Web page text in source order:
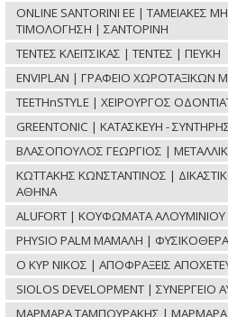
ONLINE SANTORINI ΕΕ | ΤΑΜΕΙΑΚΕΣ
ΤΙΜΟΛΟΓΗΣΗ | ΣΑΝΤΟΡΙΝΗ
ΤΕΝΤΕΣ ΚΛΕΙΤΣΙΚΑΣ | ΤΕΝΤΕΣ | ΠΕΥΚΗ
ENVIPLAN | ΓΡΑΦΕΙΟ
TEETHnSTYLE | ΧΕΙΡΟΥΡΓΟΣ
GREENTONIC | ΚΑΤΑΣΚΕΥΗ -
ΒΛΑΣΟΠΟΥΛΟΣ ΓΕΩΡΓΙΟΣ |
ΚΩΤΤΑΚΗΣ ΚΩΝΣΤΑΝΤΙΝΟΣ |
ΑΘΗΝΑ
ALUFORT | ΚΟΥΦΩΜΑΤΑ
PHYSIO PALM ΜΑΜΑΛΗ |
Ο ΚΥΡ ΝΙΚΟΣ | ΑΠΟΦΡΑΞΕΙΣ
SIOLOS DEVELOPMENT |
ΜΑΡΜΑΡΑ ΤΑΜΠΟΥΡΑΚΗΣ | ΜΑΡΜΑΡΑ